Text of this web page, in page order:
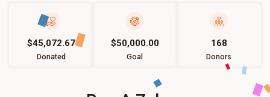
$45,072.67
Donated
$50,000.00
Goal
168
Donors